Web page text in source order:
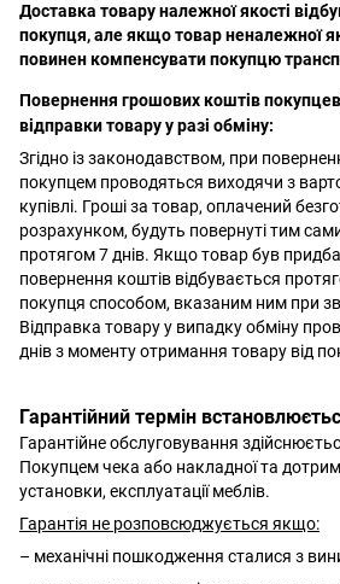
Доставка товару належної якості
покупця, але якщо товар неналежної
повинен компенсувати покупцю
Повернення грошових коштів
відправки товару у разі обміну:
Згідно із законодавством, при
покупцем проводяться виходячи з
купівлі. Гроші за товар, оплачений
розрахунком, будуть повернуті тим
протягом 7 днів. Якщо товар був
повернення коштів відбувається
покупця способом, вказаним ним при
Відправка товару у випадку обміну
днів з моменту отримання товару від
Гарантійний термін
Гарантійне обслуговування
Покупцем чека або накладної та
установки, експлуатації меблів.
Гарантія не розповсюджується якщо:
– механічні пошкодження сталися з